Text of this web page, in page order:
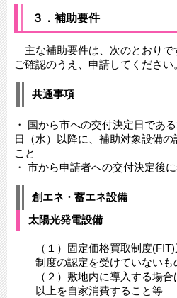
３．補助要件
主な補助要件は、次のとおりで
ご確認のうえ、申請してください
共通事項
・ 国から市への交付決定日であ
日（水）以降に、補助対象設備
こと
・ 市から申請者への交付決定後
創エネ・蓄エネ設備
太陽光発電設備
（１）固定価格買取制度
制度の認定を受けていないも
（２）敷地内に導入する場
以上を自家消費すること等